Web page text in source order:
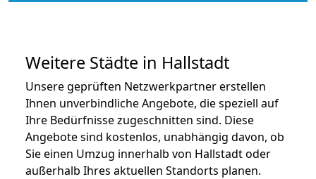
Weitere Städte in Hallstadt
Unsere geprüften Netzwerkpartner erstellen
Ihnen unverbindliche Angebote, die speziell auf
Ihre Bedürfnisse zugeschnitten sind. Diese
Angebote sind kostenlos, unabhängig davon, ob
Sie einen Umzug innerhalb von Hallstadt oder
außerhalb Ihres aktuellen Standorts planen.